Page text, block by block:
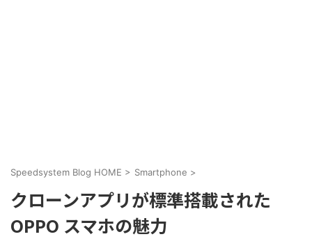
Speedsystem Blog HOME > Smartphone >
クローンアプリが標準搭載された
OPPO スマホの魅力